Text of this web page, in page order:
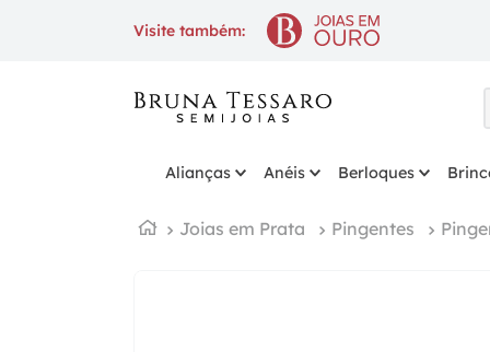
Visite também:
10% OFFna 1ª compra com cupom
Alianças Anéis Berloques
Joias em Prata Pingentes